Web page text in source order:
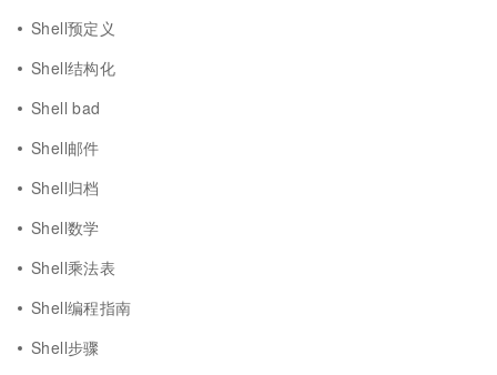
Shell预定义
Shell结构化
Shell bad
Shell邮件
Shell归档
Shell数学
Shell乘法表
Shell编程指南
Shell步骤